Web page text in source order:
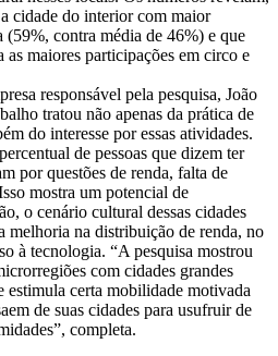
cidade do interior com maior
(59%, contra média de 46%) e que
as maiores participações em circo e
responsável pela pesquisa, João
tratou não apenas da prática de
do interesse por essas atividades.
de pessoas que dizem ter
por questões de renda, falta de
mostra um potencial de
o cenário cultural dessas cidades
melhoria na distribuição de renda, no
à tecnologia. “A pesquisa mostrou
com cidades grandes
estimula certa mobilidade motivada
de suas cidades para usufruir de
completa.